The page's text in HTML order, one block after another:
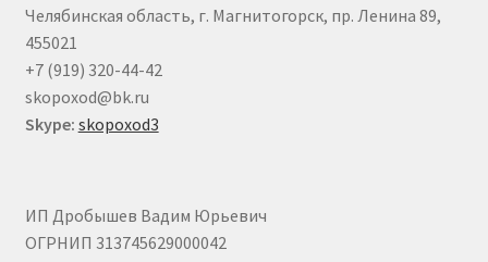
Челябинская область, г. Магнитогорск, пр. Ленина 89,
455021
+7 (919) 320-44-42
skopoxod@bk.ru
Skype: skopoxod3
ИП Дробышев Вадим Юрьевич
ОГРНИП 313745629000042